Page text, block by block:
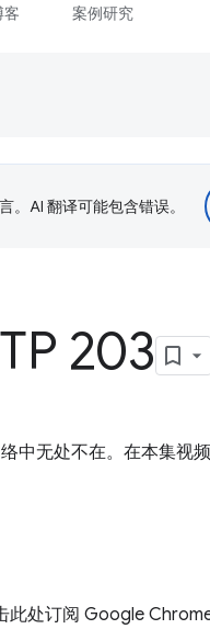
客 案例研究
AI 翻译可能包含错误。
203
中无处不在。在本集视
此处订阅 Google